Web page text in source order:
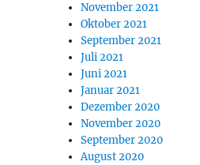
November 2021
Oktober 2021
September 2021
Juli 2021
Juni 2021
Januar 2021
Dezember 2020
November 2020
September 2020
August 2020